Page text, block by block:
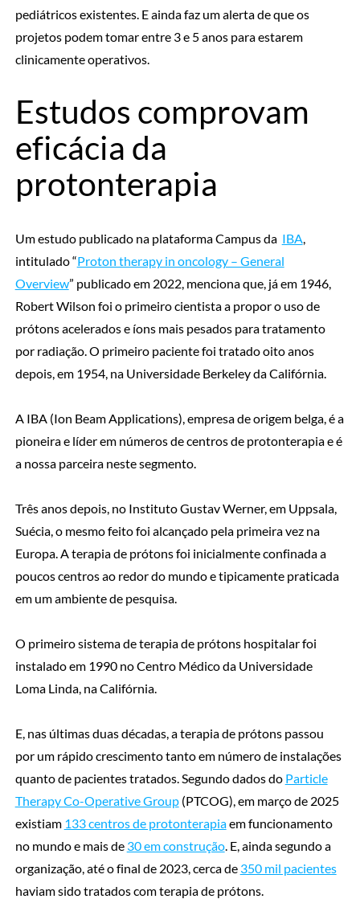
pediátricos existentes. E ainda faz um alerta de que os
projetos podem tomar entre 3 e 5 anos para estarem
clinicamente operativos.
Estudos comprovam
eficácia da
protonterapia
Um estudo publicado na plataforma Campus da IBA
intitulado “Proton therapy in oncology – General
Overview” publicado em 2022, menciona que, já em 1946,
Robert Wilson foi o primeiro cientista a propor o uso de
prótons acelerados e íons mais pesados ​​para tratamento
por radiação. O primeiro paciente foi tratado oito anos
depois, em 1954, na Universidade Berkeley da Califórnia.
A IBA (Ion Beam Applications), empresa de origem belga, é a
pioneira e líder em números de centros de protonterapia e é
a nossa parceira neste segmento.
Três anos depois, no Instituto Gustav Werner, em Uppsala,
Suécia, o mesmo feito foi alcançado pela primeira vez na
Europa. A terapia de prótons foi inicialmente confinada a
poucos centros ao redor do mundo e tipicamente praticada
em um ambiente de pesquisa.
O primeiro sistema de terapia de prótons hospitalar foi
instalado em 1990 no Centro Médico da Universidade
Loma Linda, na Califórnia.
E, nas últimas duas décadas, a terapia de prótons passou
por um rápido crescimento tanto em número de instalações
quanto de pacientes tratados. Segundo dados do Particle
Therapy Co-Operative Group(PTCOG), em março de 2025
existiam 133 centros de protonterapiaem funcionamento
no mundo e mais de 30 em construção. E, ainda segundo a
organização, até o final de 2023, cerca de 350 mil pacientes
haviam sido tratados com terapia de prótons.